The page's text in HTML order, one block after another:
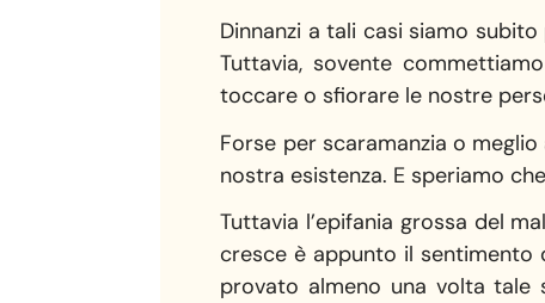
Dinnanzi a tali casi siamo
Tuttavia, sovente
toccare o sfiorare le nostre
Forse per scaramanzia o
nostra esistenza. E speriamo
Tuttavia l’epifania grossa del
cresce è appunto il sentimento
provato almeno una volta tale